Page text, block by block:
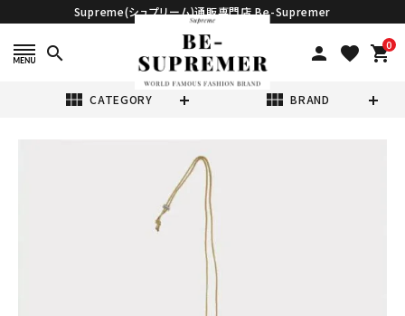
Supreme(シュプリーム)通販専門店 Be-Supremer
search person favorite 0
shopping_cart
view_module CATEGORY view_module BRAND